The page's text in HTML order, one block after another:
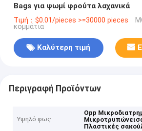
Bags για ψωμί φρούτα λαχανικά
Τιμή：$0.01/pieces >=30000 pieces
κομμάτια
Καλύτερη τιμή
Περιγραφή Προϊόντων
Υψηλό φως
Opp
Πλαστικές